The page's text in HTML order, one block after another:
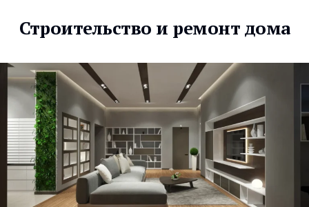
Строительство и ремонт дома